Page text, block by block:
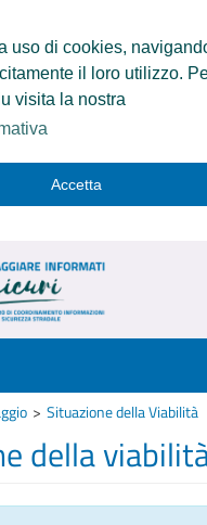
uso di cookies,
il loro utilizzo.
visita la nostra
Accetta
Situazione della Viabilità
della